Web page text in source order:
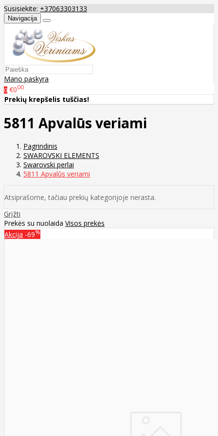
Susisiekite: +37063303133
Navigacija
Mano paskyra
0 €000
Prekių krepšelis tuščias!
5811 Apvalūs veriami
Pagrindinis
SWAROVSKI ELEMENTS
Swarovski perlai
5811 Apvalūs veriami
Atsiprašome, tačiau prekių kategorijoje nerasta.
Grįžti
Prekės su nuolaida Visos prekės
Akcija -69%